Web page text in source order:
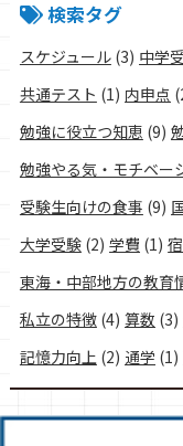
検索タグ
スケジュール(3) 中学
共通テスト (1) 内申点
勉強に役立つ知恵 (9)
勉強やる気・モチベー
受験生向けの食事 (9)
大学受験(2) 学費 (1)
東海・中部地方の教育
私立の特徴(4) 算数 (3)
記憶力向上(2) 通学 (1)